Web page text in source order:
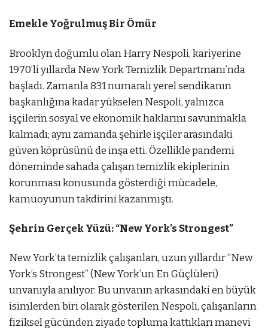
Emekle Yoğrulmuş Bir Ömür
Brooklyn doğumlu olan Harry Nespoli, kariyerine
1970’li yıllarda New York Temizlik Departmanı’nda
başladı. Zamanla 831 numaralı yerel sendikanın
başkanlığına kadar yükselen Nespoli, yalnızca
işçilerin sosyal ve ekonomik haklarını savunmakla
kalmadı; aynı zamanda şehirle işçiler arasındaki
güven köprüsünü de inşa etti. Özellikle pandemi
döneminde sahada çalışan temizlik ekiplerinin
korunması konusunda gösterdiği mücadele,
kamuoyunun takdirini kazanmıştı.
Şehrin Gerçek Yüzü: “New York’s Strongest”
New York’ta temizlik çalışanları, uzun yıllardır “New
York’s Strongest” (New York’un En Güçlüleri)
unvanıyla anılıyor. Bu unvanın arkasındaki en büyük
isimlerden biri olarak gösterilen Nespoli, çalışanların
fiziksel gücünden ziyade topluma kattıkları manevi